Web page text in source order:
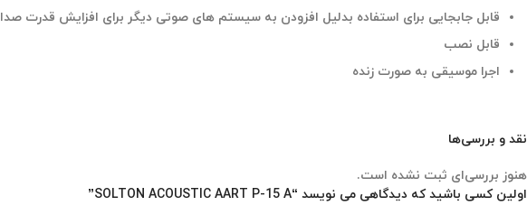
قابل جابجایی برای استفاده بدلیل افزودن به سیستم های صوتی دیگر برای افزایش قدرت صدا
قابل نصب
اجرا موسیقی به صورت زنده
نقد و بررسی‌ها
هنوز بررسی‌ای ثبت نشده است.
اولین کسی باشید که دیدگاهی می نویسد “SOLTON ACOUSTIC AART P-15 A”